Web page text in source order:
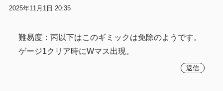
2025年11月1日 20:35
難易度：丙以下はこのギミックは免除のようです。
ゲージ1クリア時にWマス出現。
返信